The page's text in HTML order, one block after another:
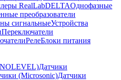
RealLabDELTAОднофазные
преобразователи
сигнальныеУстройства
Переключатели
РелеБлоки питания
Датчики
(Microsonic)Датчики